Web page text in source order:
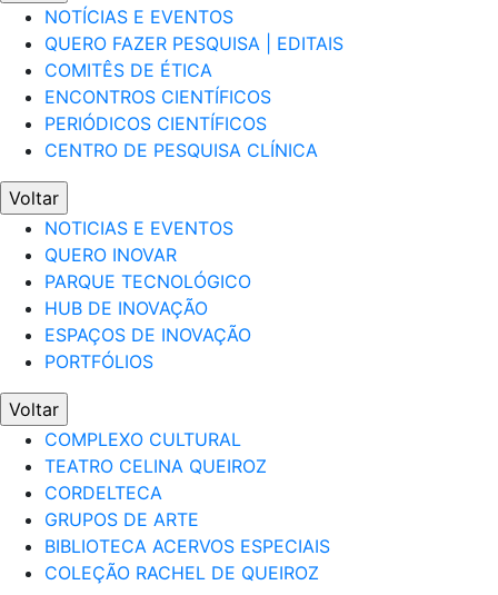
NOTÍCIAS E EVENTOS
QUERO FAZER PESQUISA | EDITAIS
COMITÊS DE ÉTICA
ENCONTROS CIENTÍFICOS
PERIÓDICOS CIENTÍFICOS
CENTRO DE PESQUISA CLÍNICA
Voltar
NOTICIAS E EVENTOS
QUERO INOVAR
PARQUE TECNOLÓGICO
HUB DE INOVAÇÃO
ESPAÇOS DE INOVAÇÃO
PORTFÓLIOS
Voltar
COMPLEXO CULTURAL
TEATRO CELINA QUEIROZ
CORDELTECA
GRUPOS DE ARTE
BIBLIOTECA ACERVOS ESPECIAIS
COLEÇÃO RACHEL DE QUEIROZ